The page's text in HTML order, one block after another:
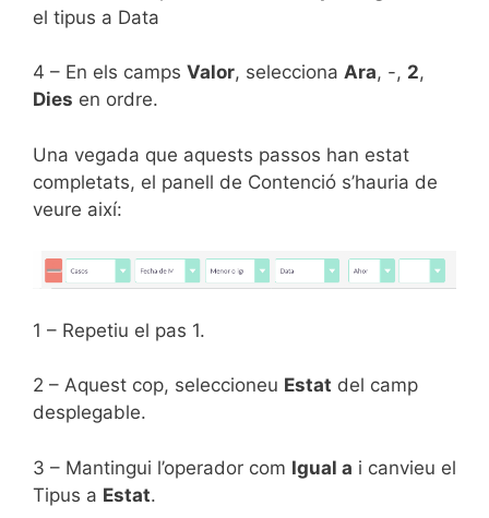
el tipus a Data
4 – En els camps Valor, selecciona Ara, -, 2,
Dies en ordre.
Una vegada que aquests passos han estat
completats, el panell de Contenció s’hauria de
veure així:
1 – Repetiu el pas 1.
2 – Aquest cop, seleccioneu Estat del camp
desplegable.
3 – Mantingui l’operador com Igual a i canvieu el
Tipus a Estat.